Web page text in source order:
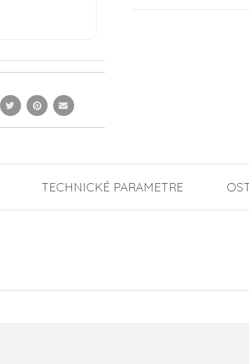
TECHNICKÉ PARAMETRE